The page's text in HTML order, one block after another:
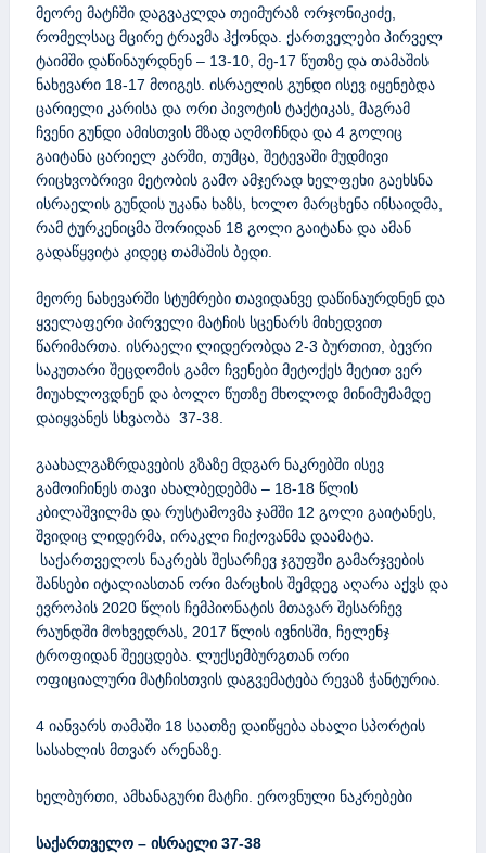
მეორე მატჩში დაგვაკლდა თეიმურაზ ორჯონიკიძე,
რომელსაც მცირე ტრავმა ჰქონდა. ქართველები პირველ
ტაიმში დაწინაურდნენ – 13-10, მე-17 წუთზე და თამაშის
ნახევარი 18-17 მოიგეს. ისრაელის გუნდი ისევ იყენებდა
ცარიელი კარისა და ორი პივოტის ტაქტიკას, მაგრამ
ჩვენი გუნდი ამისთვის მზად აღმოჩნდა და 4 გოლიც
გაიტანა ცარიელ კარში, თუმცა, შეტევაში მუდმივი
რიცხვობრივი მეტობის გამო ამჯერად ხელფეხი გაეხსნა
ისრაელის გუნდის უკანა ხაზს, ხოლო მარცხენა ინსაიდმა,
რამ ტურკენიცმა შორიდან 18 გოლი გაიტანა და ამან
გადაწყვიტა კიდეც თამაშის ბედი.
მეორე ნახევარში სტუმრები თავიდანვე დაწინაურდნენ და
ყველაფერი პირველი მატჩის სცენარს მიხედვით
წარიმართა. ისრაელი ლიდერობდა 2-3 ბურთით, ბევრი
საკუთარი შეცდომის გამო ჩვენები მეტოქეს მეტით ვერ
მიუახლოვდნენ და ბოლო წუთზე მხოლოდ მინიმუმამდე
დაიყვანეს სხვაობა 37-38.
გაახალგაზრდავების გზაზე მდგარ ნაკრებში ისევ
გამოიჩინეს თავი ახალბედებმა – 18-18 წლის
კბილაშვილმა და რუსტამოვმა ჯამში 12 გოლი გაიტანეს,
შვიდიც ლიდერმა, ირაკლი ჩიქოვანმა დაამატა.
საქართველოს ნაკრებს შესარჩევ ჯგუფში გამარჯვების
შანსები იტალიასთან ორი მარცხის შემდეგ აღარა აქვს და
ევროპის 2020 წლის ჩემპიონატის მთავარ შესარჩევ
რაუნდში მოხვედრას, 2017 წლის ივნისში, ჩელენჯ
ტროფიდან შეეცდება. ლუქსემბურგთან ორი
ოფიციალური მატჩისთვის დაგვემატება რევაზ ჭანტურია.
4 იანვარს თამაში 18 საათზე დაიწყება ახალი სპორტის
სასახლის მთვარ არენაზე.
ხელბურთი, ამხანაგური მატჩი. ეროვნული ნაკრებები
საქართველო – ისრაელი 37-38